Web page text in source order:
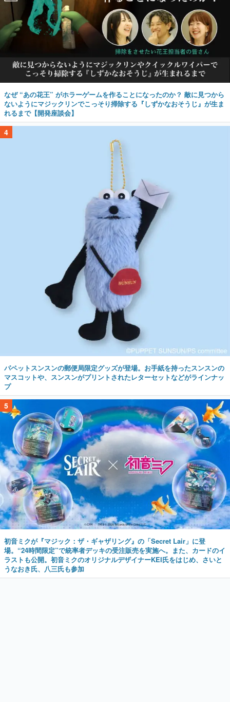
なぜ “あの花王” がホラーゲームを作ることになったのか？ 敵に見つから
ないようにマジックリンでこっそり掃除する『しずかなおそうじ』が生ま
れるまで【開発座談会】
4
パペットスンスンの郵便局限定グッズが登場。お手紙を持ったスンスンの
マスコットや、スンスンがプリントされたレターセットなどがラインナッ
プ
5
初音ミクが『マジック：ザ・ギャザリング』の「Secret Lair」に登
場。“24時間限定”で統率者デッキの受注販売を実施へ。また、カードのイ
ラストも公開。初音ミクのオリジナルデザイナーKEI氏をはじめ、さいと
うなおき氏、八三氏も参加